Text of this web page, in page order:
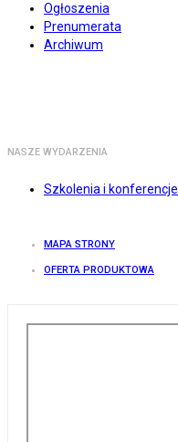
Ogłoszenia
Prenumerata
Archiwum
NASZE WYDARZENIA
Szkolenia i konferencje
MAPA STRONY
OFERTA PRODUKTOWA